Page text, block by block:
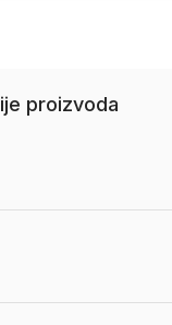
proizvoda